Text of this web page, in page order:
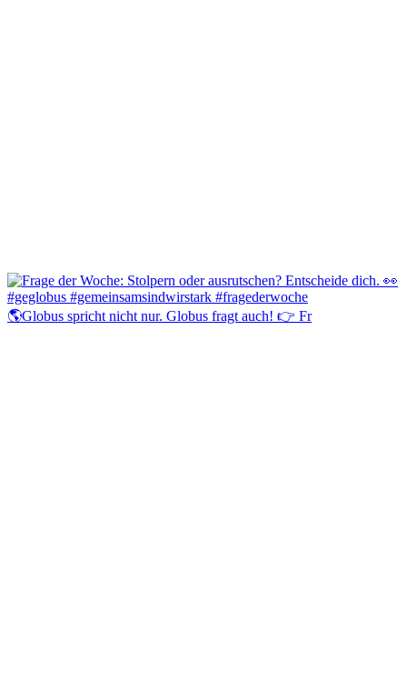
🌎Globus spricht nicht nur. Globus fragt auch! 👉 Fr